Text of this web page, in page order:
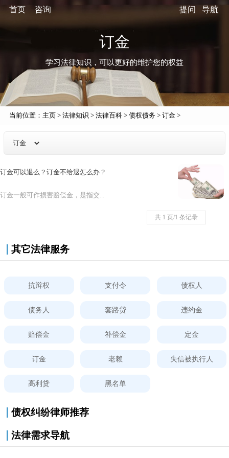
首页 咨询 导航
提问
订金
学习法律知识，可以更好的维护您的权益
当前位置： 主页> 法律知识 > 法律百科> 债权债务> 订金>
订金可以退么？订金不给退怎么办？
订金一般可作损害赔偿金，是指交...
共 1 页/1 条记录
其它法律服务
抗辩权 支付令 债权人
债务人 套路贷 违约金
赔偿金 补偿金 定金
订金 老赖 失信被执行人
高利贷 黑名单
债权纠纷律师推荐
法律需求导航